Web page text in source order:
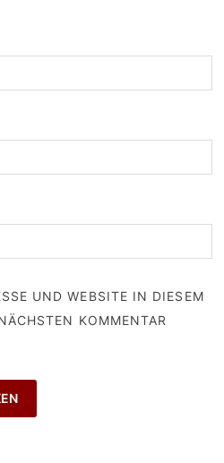
UND WEBSITE IN DIESEM
KOMMENTAR